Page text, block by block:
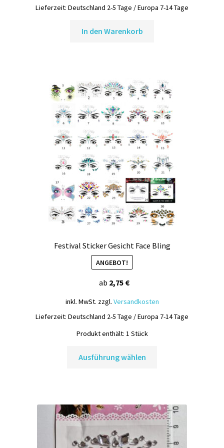
4,25 €
3,95 €.
Lieferzeit: Deutschland 2-5 Tage / Europa 7-14 Tage
In den Warenkorb
Festival Sticker Gesicht Face Bling
ANGEBOT!
ab 2,75 €
inkl. MwSt. zzgl. Versandkosten
Lieferzeit: Deutschland 2-5 Tage / Europa 7-14 Tage
Produkt enthält: 1 Stück
Ausführung wählen
auf.
Die
Optionen